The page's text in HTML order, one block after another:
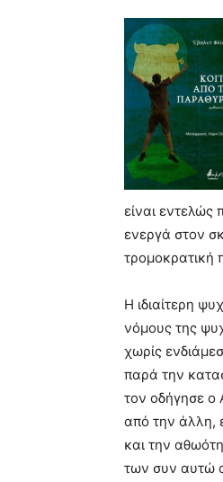
είναι εντελώς
ενεργά στον
τρομοκρατική
Η ιδιαίτερη
νόμους της
χωρίς
παρά την
τον οδήγησε ο
από την άλλη,
και την
των συν αυτώ